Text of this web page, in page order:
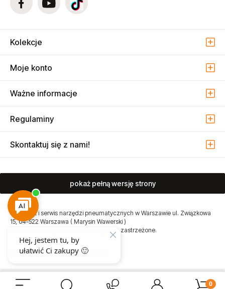
Kolekcje
Moje konto
Ważne informacje
Regulaminy
Skontaktuj się z nami!
pokaż pełną wersję strony
Sprzedaż i serwis narzędzi pneumatycznych w Warszawie ul. Związkowa
15, 04-522 Warszawa ( Marysin Wawerski )
© 2026 Atmo Sp. z o.o. Wszelkie prawa zastrzeżone.
Sklep internetowy Shoper Premium